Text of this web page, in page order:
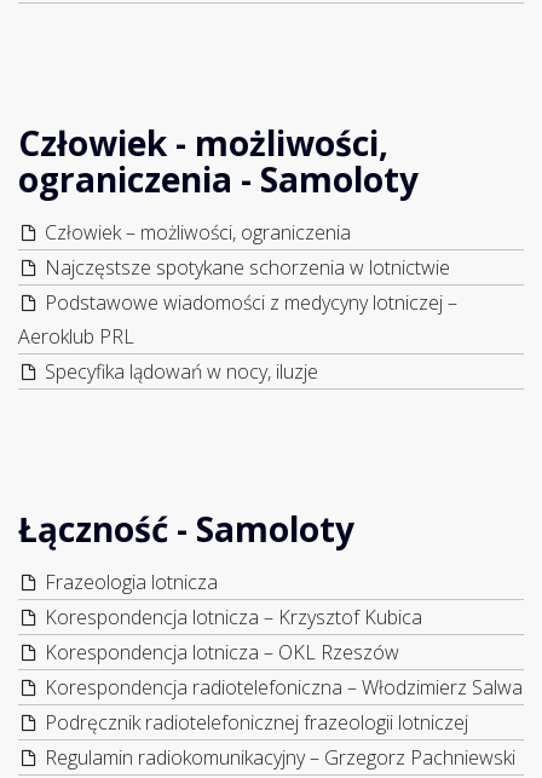
Człowiek - możliwości,
ograniczenia - Samoloty
Człowiek – możliwości, ograniczenia
Najczęstsze spotykane schorzenia w lotnictwie
Podstawowe wiadomości z medycyny lotniczej –
Aeroklub PRL
Specyfika lądowań w nocy, iluzje
Łączność - Samoloty
Frazeologia lotnicza
Korespondencja lotnicza – Krzysztof Kubica
Korespondencja lotnicza – OKL Rzeszów
Korespondencja radiotelefoniczna – Włodzimierz Salwa
Podręcznik radiotelefonicznej frazeologii lotniczej
Regulamin radiokomunikacyjny – Grzegorz Pachniewski